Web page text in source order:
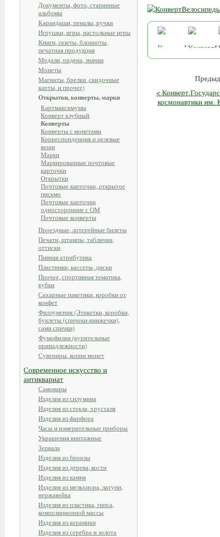
Документы, фото, старинные
альбомы
Карандаши, пеналы, ручки
Игрушки, игры, настольные игры
Книги, газеты, блокноты,
печатная продукция
Медали, ордена, значки
Монеты
Магниты, брелки ,скидочные
карты, и прочее)
Открытки, конверты, марки
Картмаксимумы
Конверт клубный
Конверты
Конверты с монетами
Корреспонденция и целевые
вещи
Марки
Маркированные почтовые
карточки
Открытки
Почтовые карточки, открытое
письмо
Почтовые карточки
односторонние с ОМ
Почтовые конверты
Проездные, лотерейные билеты
Печати, штампы, таблички,
оттиски
Пивная атрибутика
Пластинки, кассеты, диски
Прочее, спортивная тематика,
кубки
Сахарные пакетики, коробки от
конфет
Филлумения (Этикетки, коробки,
буклеты (спичеки-книжечки),
сами спички)
Фумофилия (курительные
принадлежности)
Сувениры, копии монет
Современное искусство и
антиквариат
Самовары
Изделия из силумина
Изделия из стекла, хрусталя
Изделия из фарфора
Часы и измерительные приборы
Украшения винтажные
Зеркала
Изделия из бронзы
Изделия из дерева, кости
Изделия из камня
Изделия из мельхиора, латуни,
нержавейка
Изделия из пластика, гипса,
композиционной массы
Изделия из керамики
Изделия из серебра и золота
<
космонавтики им.